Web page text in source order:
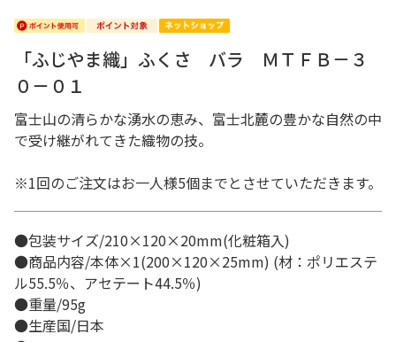
「ふじやま織」ふくさ バラ ＭＴＦＢ－３
０－０１
富士山の清らかな湧水の恵み、富士北麓の豊かな自然の中
で受け継がれてきた織物の技。
※1回のご注文はお一人様5個までとさせていただきます。
●包装サイズ/210×120×20mm(化粧箱入)
●商品内容/本体×1(200×120×25mm) (材：ポリエステ
ル55.5％、アセテート44.5％)
●重量/95g
●生産国/日本